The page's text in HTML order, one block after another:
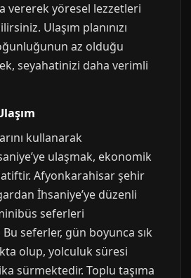
vererek yöresel lezzetleri
Ulaşım planınızı
az olduğu
seyahatinizi daha verimli
kullanarak
ulaşmak, ekonomik
Afyonkarahisar şehir
İhsaniye’ye düzenli
seferleri
seferler, gün boyunca sık
olup, yolculuk süresi
sürmektedir. Toplu taşıma